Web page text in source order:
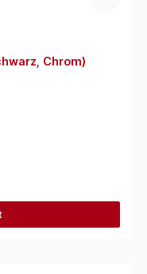
Chrom)